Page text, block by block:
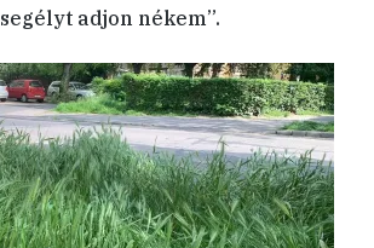
adjon nékem”.